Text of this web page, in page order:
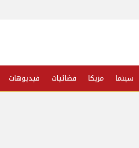
سينما مزيكا فضائيات فيديوهات